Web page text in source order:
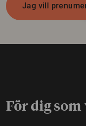
Jag vill
För dig